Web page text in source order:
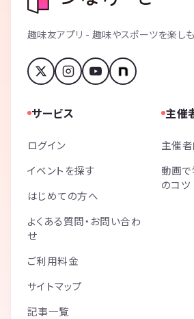
趣味友アプリ - 趣味やスポーツを楽しも
サービス
ログイン
イベントを探す
はじめての方へ
よくある質問・お問い合わ
せ
ご利用料金
サイトマップ
記事一覧
主催
主催
動画
のコツ